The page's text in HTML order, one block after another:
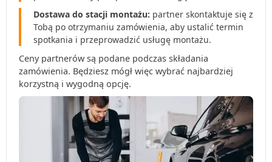
Dostawa do stacji montażu: partner skontaktuje się z
Tobą po otrzymaniu zamówienia, aby ustalić termin
spotkania i przeprowadzić usługę montażu.
Ceny partnerów są podane podczas składania
zamówienia. Będziesz mógł więc wybrać najbardziej
korzystną i wygodną opcję.